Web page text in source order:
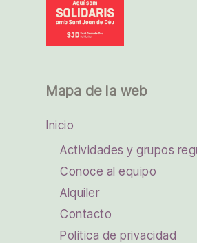
Mapa de la web
Inicio
Actividades y grupos
Conoce al equipo
Alquiler
Contacto
Política de privacidad